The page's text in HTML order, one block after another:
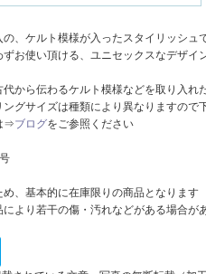
、ケルト模様が入ったスタイリッシュ
お使い頂ける、ユニセックスなデザイ
から伝わるケルト模様などを取り入れ
ングサイズは種類により異なりますので
⇒ブログをご参照ください
、基本的に在庫限りの商品となります
より若干の傷・汚れなどがある場合が